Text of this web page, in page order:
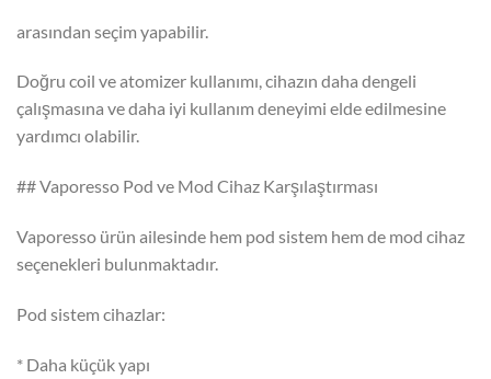
arasından seçim yapabilir.
Doğru coil ve atomizer kullanımı, cihazın daha dengeli
çalışmasına ve daha iyi kullanım deneyimi elde edilmesine
yardımcı olabilir.
## Vaporesso Pod ve Mod Cihaz Karşılaştırması
Vaporesso ürün ailesinde hem pod sistem hem de mod cihaz
seçenekleri bulunmaktadır.
Pod sistem cihazlar:
* Daha küçük yapı